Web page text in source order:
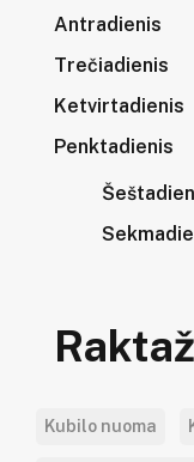
Antradienis
Trečiadienis
Ketvirtadienis
Penktadienis
Kubilo nuoma